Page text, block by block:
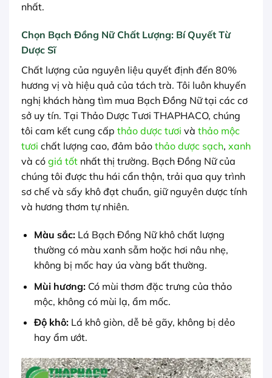
nhất.
Chọn Bạch Đồng Nữ Chất Lượng: Bí Quyết Từ
Dược Sĩ
Chất lượng của nguyên liệu quyết định đến 80%
hương vị và hiệu quả của tách trà. Tôi luôn khuyến
nghị khách hàng tìm mua Bạch Đồng Nữ tại các cơ
sở uy tín. Tại Thảo Dược Tươi THAPHACO, chúng
tôi cam kết cung cấp thảo dược tươi và thảo mộc
tươi chất lượng cao, đảm bảo thảo dược sạch, xanh
và có giá tốt nhất thị trường. Bạch Đồng Nữ của
chúng tôi được thu hái cẩn thận, trải qua quy trình
sơ chế và sấy khô đạt chuẩn, giữ nguyên dược tính
và hương thơm tự nhiên.
Màu sắc:Lá Bạch Đồng Nữ khô chất lượng
thường có màu xanh sẫm hoặc hơi nâu nhẹ,
không bị mốc hay úa vàng bất thường.
Mùi hương:Có mùi thơm đặc trưng của thảo
mộc, không có mùi lạ, ẩm mốc.
Độ khô:Lá khô giòn, dễ bẻ gãy, không bị dẻo
hay ẩm ướt.